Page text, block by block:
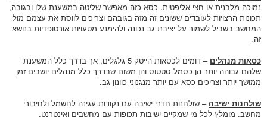
נמוכה מלבנית או חצי אליפטית. כסא כזה מאפשר שליטה במשענת שלו ובגובה,
תכונות הרצויות לעובדים ששונים זה מזה בגובהם וצריכים לווסת את עצמם מול
המחשב בשביל לשמור על יציבת גב נכונה ולהימנע מטעויות אורטופדיות בנושא
זה.
כסאות מנהלים
– דומים לכסאות הייטק 5 גלגלים, אך בדרך כלל המשענת
שלהם גבוהה יותר הן כסמל סטטוס והן משום שבדרך כלל מנהלים יושבים זמן
ממושך יותר וצריכים כסא עם יותר מנגנוני כוונון גב.
שולחנות ישיבה – שולחנות חדרי ישיבה עם נקודות עגינה לחשמל ולחיבורי
מחשב. מומלץ לכל מי שמקיים ישיבות תכופות עם מחשבים ואינטרנט.